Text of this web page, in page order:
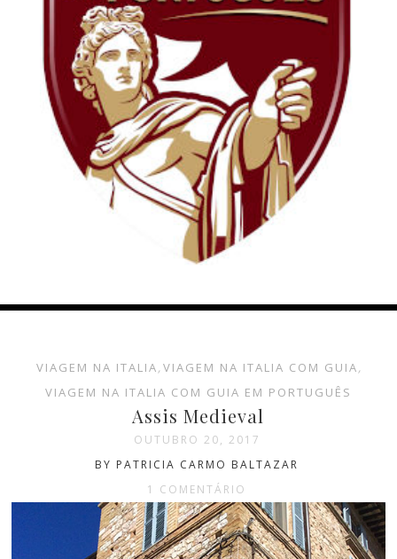
VIAGEM NA ITALIA, VIAGEM NA ITALIA COM GUIA,
VIAGEM NA ITALIA COM GUIA EM PORTUGUÊS
Assis Medieval
OUTUBRO 20, 2017
BY PATRICIA CARMO BALTAZAR
1 COMENTÁRIO